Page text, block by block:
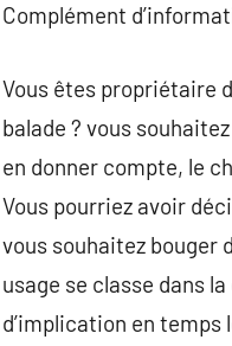
Complément
Vous êtes propriétaire
balade ? vous
en donner compte, le
Vous pourriez avoir
vous souhaitez bouger
usage se classe dans
d’implication en